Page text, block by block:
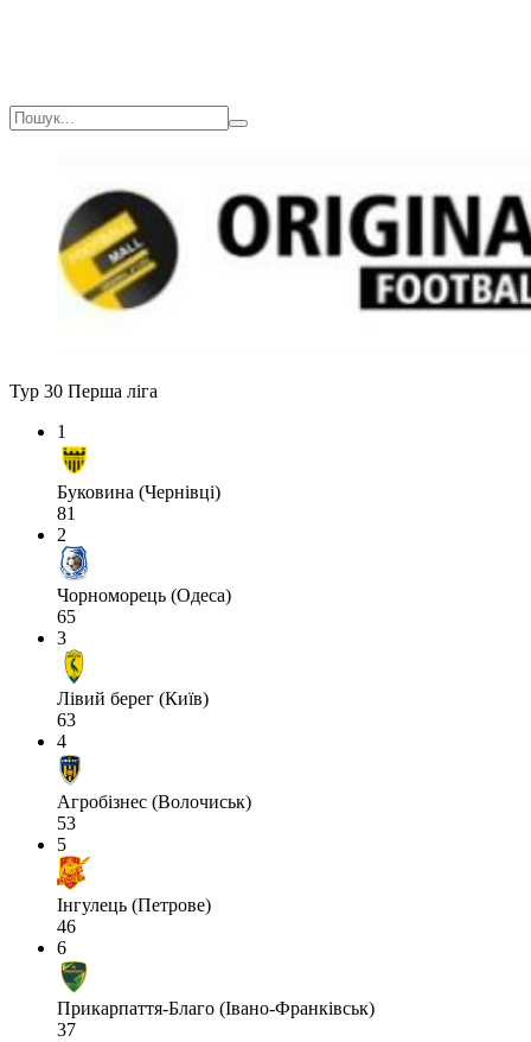
Тур 30 Перша ліга
1
Буковина (Чернівці)
81
2
Чорноморець (Одеса)
65
3
Лівий берег (Київ)
63
4
Агробізнес (Волочиськ)
53
5
Інгулець (Петрове)
46
6
Прикарпаття-Благо (Івано-Франківськ)
37